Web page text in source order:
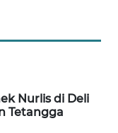
Nurlis di Deli
Tetangga